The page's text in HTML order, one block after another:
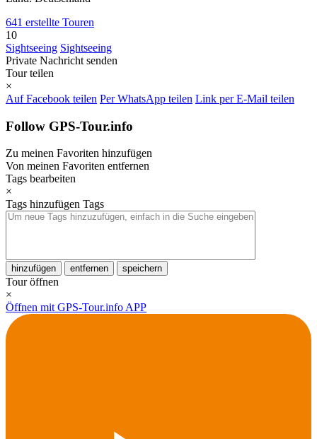
641 erstellte Touren
10
Sightseeing Sightseeing
Private Nachricht senden
Tour teilen
×
Auf Facebook teilen Per WhatsApp teilen Link per E-Mail teilen
Follow GPS-Tour.info
Zu meinen Favoriten hinzufügen
Von meinen Favoriten entfernen
Tags bearbeiten
×
Tags hinzufügen Tags
hinzufügen entfernen speichern
Tour öffnen
×
Öffnen mit GPS-Tour.info APP